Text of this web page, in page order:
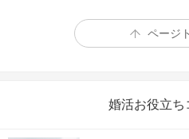
ページ
婚活お役立ち